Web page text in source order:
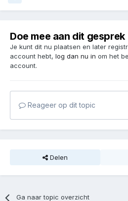
Doe mee aan dit gesprek
Je kunt dit nu plaatsen en later
account hebt, log dan nu in om het
account.
Reageer op dit topic
Delen
Ga naar topic overzicht